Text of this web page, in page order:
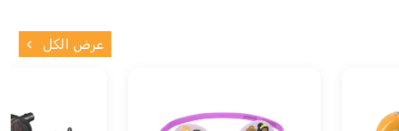
عرض الكل